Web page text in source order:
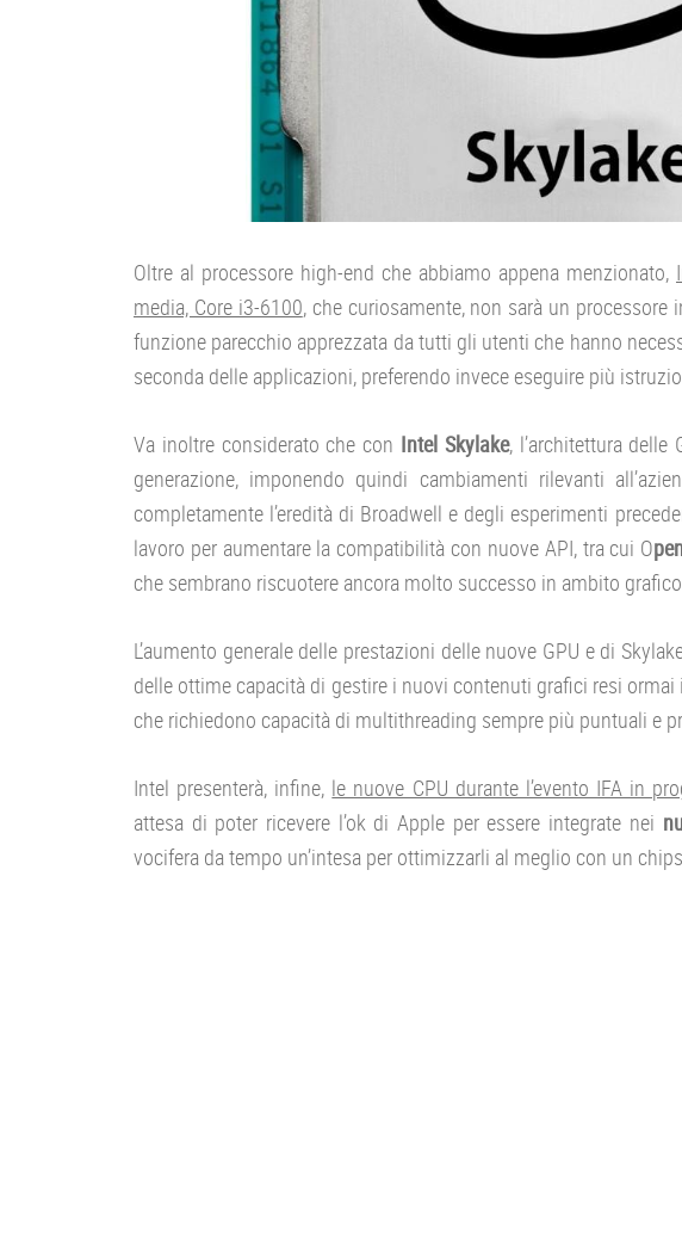
Oltre al processore high-end che abbiamo appena menzionato,
media, Core i3-6100, che curiosamente, non sarà un
funzione parecchio apprezzata da tutti gli utenti che hanno
seconda delle applicazioni, preferendo invece eseguire più
Va inoltre considerato che con Intel Skylake, l’architettura
generazione, imponendo quindi cambiamenti rilevanti
completamente l’eredità di Broadwell e degli esperimenti
lavoro per aumentare la compatibilità con nuove API, tra cui O
che sembrano riscuotere ancora molto successo in ambito
L’aumento generale delle prestazioni delle nuove GPU e di
delle ottime capacità di gestire i nuovi contenuti grafici resi
che richiedono capacità di multithreading sempre più puntuali e
Intel presenterà, infine, le nuove CPU durante l’evento IFA in
attesa di poter ricevere l’ok di Apple per essere integrate nei
vocifera da tempo un’intesa per ottimizzarli al meglio con un